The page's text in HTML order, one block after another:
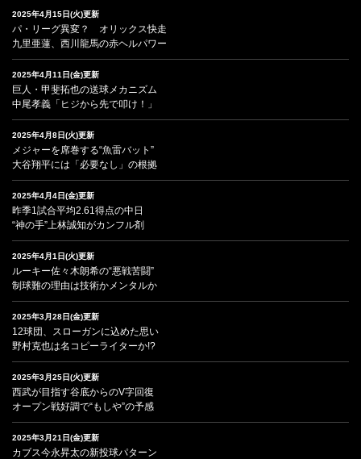
2025年4月15日(火)更新
パ・リーグ異変？ オリックス快走
九里亜蓮、西川龍馬の赤ヘルパワー
2025年4月11日(金)更新
巨人・甲斐拓也の送球メカニズム
中尾孝義「ヒジから先で叩け！」
2025年4月8日(火)更新
メジャーを席巻する“魚雷バット”
大谷翔平には「必要なし」の根拠
2025年4月4日(金)更新
昨季1試合平均2.61得点の中日
“神の手”上林誠知がカンフル剤
2025年4月1日(火)更新
ルーキー佐々木朗希の“悪戦苦闘”
制球難の理由は技術かメンタルか
2025年3月28日(金)更新
12球団、スローガンに込めた思い
野村克也は名コピーライターか!?
2025年3月25日(火)更新
西武が目指す谷底からのV字回復
オープン戦好調で“もしや”の予感
2025年3月21日(金)更新
カブス今永昇太の新投球パターン